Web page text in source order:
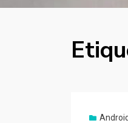
Android